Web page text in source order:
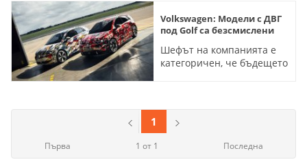
Volkswagen: Модели с ДВГ
под Golf са безсмислени
Шефът на компанията е
категоричен, че бъдещето
1 от 1 Последна
1
Първа